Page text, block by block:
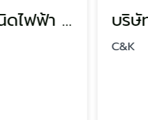
ติดตั้งเครื่องกำเนิดไฟฟ้า นครปฐม
C&K